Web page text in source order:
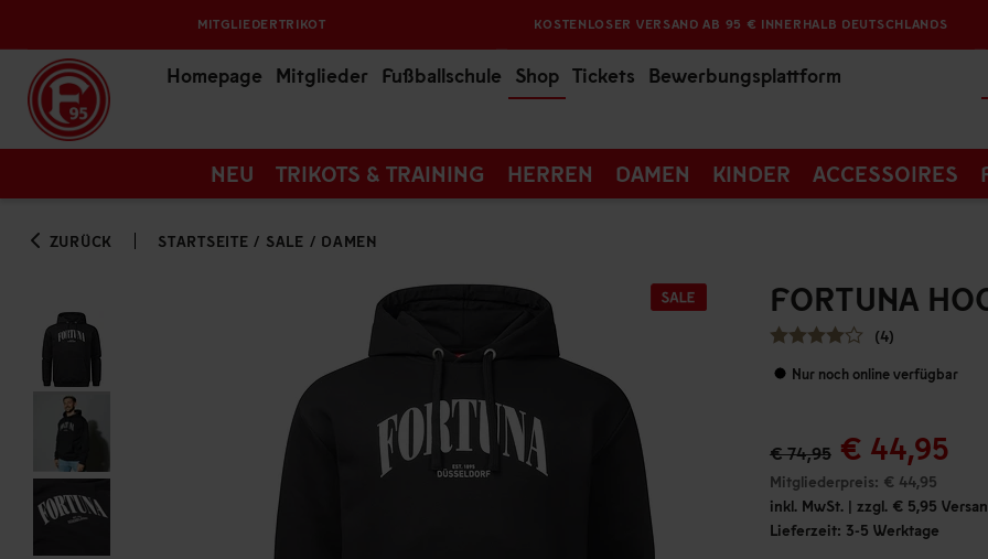
MITGLIEDERTRIKOT KOSTENLOSER VERSAND AB 95 € INNERHALB DEUTSCHLANDS
Homepage Mitglieder Fußballschule Shop Tickets Bewerbungsplattform
NEU TRIKOTS & TRAINING HERREN DAMEN KINDER ACCESSOIRES
ZURÜCK STARTSEITE / SALE / DAMEN
FORTUNA
(4)
Nur noch online verfügbar
€ 74,95 € 44,95
Mitgliederpreis: € 44,95
inkl. MwSt. | zzgl. € 5,95
Lieferzeit: 3-5 Werktage